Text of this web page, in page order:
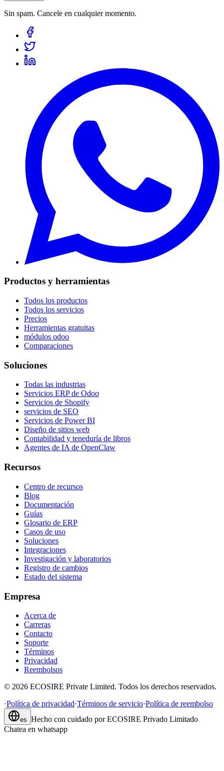
Sin spam. Cancele en cualquier momento.
Productos y herramientas
Todos los productos
Todos los servicios
Precios
Herramientas gratuitas
módulos odoo
Comparaciones
Soluciones
Todas las industrias
Servicios ERP de Odoo
Servicios de Shopify
servicios de SEO
Servicios de Power BI
Diseño de sitios web
Contabilidad y teneduría de libros
Agentes de IA de OpenClaw
Recursos
Centro de recursos
Blog
Documentación
Guías
Glosario de ERP
Casos de uso
Soluciones
Integraciones
Investigación y laboratorios
Registro de cambios
Estado del sistema
Empresa
Acerca de
Carreras
Contacto
Soporte
Términos
Privacidad
Reembolsos
© 2026 ECOSIRE Private Limited. Todos los derechos reservados.
·Política de privacidad·Términos de servicio·Política de reembolso
es Hecho con cuidado por ECOSIRE Privado Limitado
Chatea en whatsapp